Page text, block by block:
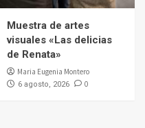
Muestra de artes
visuales «Las delicias
de Renata»
Maria Eugenia Montero
6 agosto, 2026 0